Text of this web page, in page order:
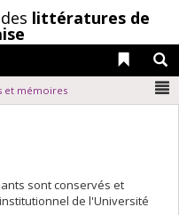
littératures de
Liens
et mémoires
sont conservés et
de l'Université